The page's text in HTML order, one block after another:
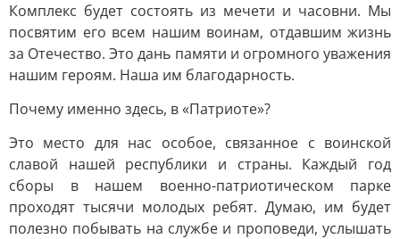
Комплекс будет состоять из мечети и часовни. Мы
посвятим его всем нашим воинам, отдавшим жизнь
за Отечество. Это дань памяти и огромного уважения
нашим героям. Наша им благодарность.
Почему именно здесь, в «Патриоте»?
Это место для нас особое, связанное с воинской
славой нашей республики и страны. Каждый год
сборы в нашем военно-патриотическом парке
проходят тысячи молодых ребят. Думаю, им будет
полезно побывать на службе и проповеди, услышать